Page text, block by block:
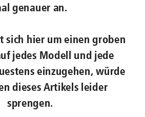
genauer an.
sich hier um einen groben
jedes Modell und jede
einzugehen, würde
dieses Artikels leider
sprengen.